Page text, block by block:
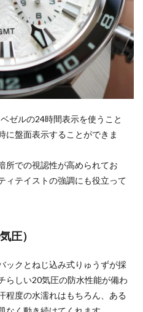
ゼルの24時間表示を使うこと
に盤面表示することができま
所での視認性が高められてお
ィテイストの強調にも役立って
圧）
ックとねじ込み式りゅうずが採
らしい20気圧の防水性能が備わ
程度の水濡れはもちろん、ある